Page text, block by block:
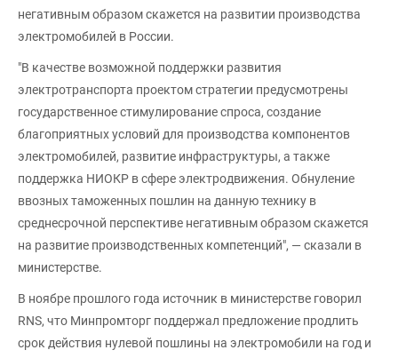
негативным образом скажется на развитии производства
электромобилей в России.
"В качестве возможной поддержки развития
электротранспорта проектом стратегии предусмотрены
государственное стимулирование спроса, создание
благоприятных условий для производства компонентов
электромобилей, развитие инфраструктуры, а также
поддержка НИОКР в сфере электродвижения. Обнуление
ввозных таможенных пошлин на данную технику в
среднесрочной перспективе негативным образом скажется
на развитие производственных компетенций", — сказали в
министерстве.
В ноябре прошлого года источник в министерстве говорил
RNS, что Минпромторг поддержал предложение продлить
срок действия нулевой пошлины на электромобили на год и